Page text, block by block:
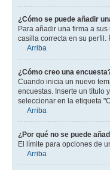
¿Cómo se puede añadir
Para añadir una firma a
casilla correcta en su perfil.
Arriba
¿Cómo creo una
Cuando inicia un nuevo
encuestas. Inserte un título
seleccionar en la etiqueta
Arriba
¿Por qué no se puede
El límite para opciones de
Arriba